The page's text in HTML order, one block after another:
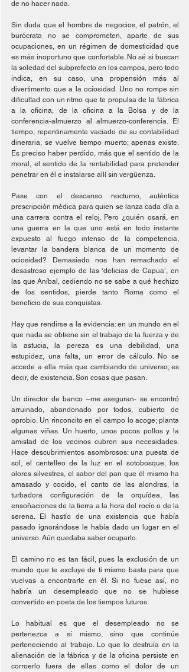
de no hacer nada.
Sin duda que el hombre de negocios, el patrón, el
burócrata no se comprometen, aparte de sus
ocupaciones, en un régimen de domesticidad que
es más inoportuno que confortable. No sé si buscan
la soledad del subprefecto en los campos, pero todo
indica, en su caso, una propensión más al
divertimento que a la ociosidad. Uno no rompe sin
dificultad con un ritmo que te propulsa de la fábrica
a la oficina, de la oficina a la Bolsa y de la
conferencia-almuerzo al almuerzo-conferencia. El
tiempo, repentinamente vaciado de su contabilidad
dineraria, se vuelve tiempo muerto; apenas existe.
Es preciso haber perdido, más que el sentido de la
moral, el sentido de la rentabilidad para pretender
penetrar en él e instalarse allí sin vergüenza.
Pase con el descanso nocturno, auténtica
prescripción médica para quien se lanza cada día a
una carrera contra el reloj. Pero ¿quién osará, en
una guerra en la que uno está en todo instante
expuesto al fuego intenso de la competencia,
levantar la bandera blanca de un momento de
ociosidad? Demasiado nos han remachado el
desastroso ejemplo de las ‘delicias de Capua’, en
las que Aníbal, cediendo no se sabe a qué hechizo
de los sentidos, pierde tanto Roma como el
beneficio de sus conquistas.
Hay que rendirse a la evidencia: en un mundo en el
que nada se obtiene sin el trabajo de la fuerza y de
la astucia, la pereza es una debilidad, una
estupidez, una falta, un error de cálculo. No se
accede a ella más que cambiando de universo; es
decir, de existencia. Son cosas que pasan.
Un director de banco –me aseguran- se encontró
arruinado, abandonado por todos, cubierto de
oprobio. Un rinconcito en el campo lo acoge; planta
algunas viñas. Un huerto, unos pocos pollos y la
amistad de los vecinos cubren sus necesidades.
Hace descubrimientos asombrosos: una puesta de
sol, el centelleo de la luz en el sotobosque, los
olores silvestres, el sabor del pan que él mismo ha
amasado y cocido, el canto de las alondras, la
turbadora configuración de la orquídea, las
ensoñaciones de la tierra a la hora del rocío o de la
serena. El hastío de una existencia que había
pasado ignorándose le había dado un lugar en el
universo. Aún quedaba saber ocuparlo.
El camino no es tan fácil, pues la exclusión de un
mundo que te excluye de ti mismo basta para que
vuelvas a encontrarte en él. Si no fuese así, no
habría un desempleado que no se hubiese
convertido en poeta de los tiempos futuros.
Lo habitual es que el desempleado no se
pertenezca a sí mismo, sino que continúe
perteneciendo al trabajo. Lo que lo destruía en la
alienación de la fábrica y de la oficina persiste en
corroerlo fuera de ellas como el dolor de un